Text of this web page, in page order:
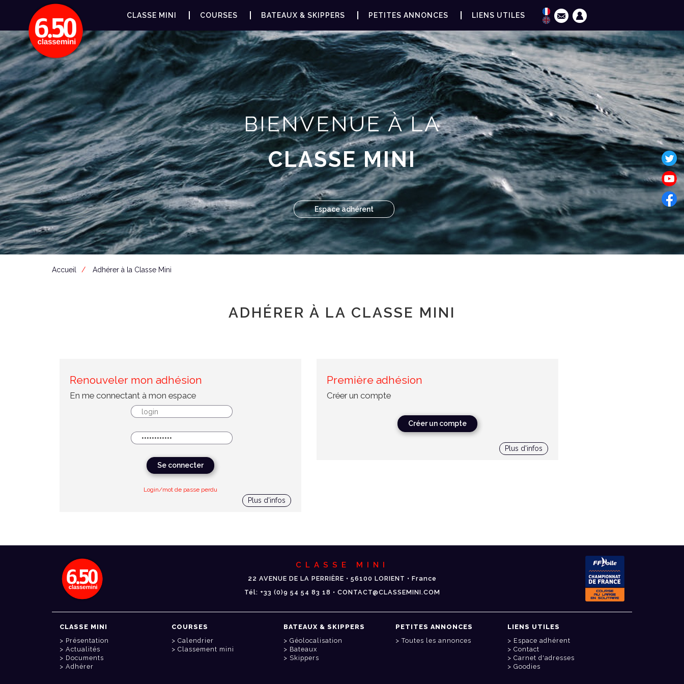
CLASSE MINI COURSES BATEAUX & SKIPPERS PETITES ANNONCES LIENS UTILES
BIENVENUE À LA
CLASSE MINI
Espace adhérent
Accueil Adhérer à la Classe Mini
ADHÉRER À LA CLASSE MINI
Renouveler mon adhésion
En me connectant à mon espace
Se connecter
Login/mot de passe perdu
Plus d'infos
Première adhésion
Créer un compte
Créer un compte
Plus d'infos
CLASSE MINI
22 AVENUE DE LA PERRIÈRE • 56100 LORIENT • France
Tél: +33 (0)9 54 54 83 18 • CONTACT@CLASSEMINI.COM
CLASSE MINI
Présentation
Actualités
Documents
Adhérer
COURSES
Calendrier
Classement mini
BATEAUX & SKIPPERS
Géolocalisation
Bateaux
Skippers
PETITES ANNONCES
Toutes les annonces
LIENS UTILES
Espace adhérent
Contact
Carnet d'adresses
Goodies